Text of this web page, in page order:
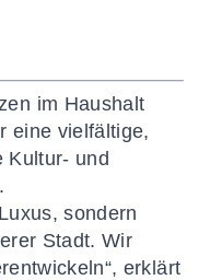
im Haushalt
eine vielfältige,
Kultur- und
sondern
Stadt. Wir
erklärt